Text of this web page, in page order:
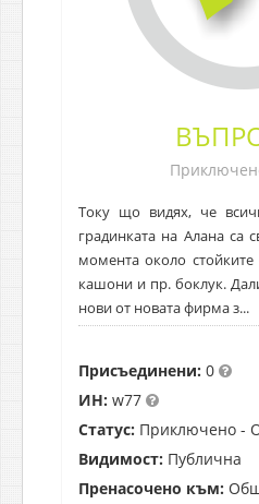
Току що видях, че
градинката на Алана са
момента около
кашони и пр. боклук.
нови от новата фирма з...
Присъединени: 0
ИН: w77
Статус: Приключено -
Видимост: Публична
Пренасочено към: